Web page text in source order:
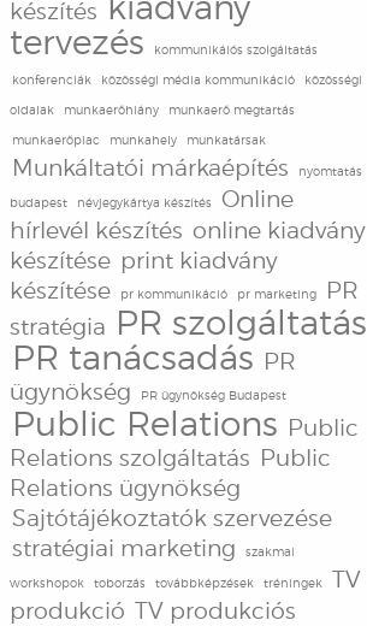
készítés
tervezés
kommunikáiós szolgáltatás
konferenciák közösségi média kommunikáció közösségi
oldalak munkaerőhiány munkaerő megtartás
munkaerőpiac munkahely munkatársak
Munkáltatói márkaépítés nyomtatás
budapest névjegykártya készítés
Online
hírlevél készítés online kiadvány
készítése print kiadvány
készítése
pr kommunikáció pr marketing
PR
stratégia PR szolgáltatás
PR tanácsadás PR
ügynökség
PR ügynökség Budapest
Public Relations Public
Relations szolgáltatás Public
Relations ügynökség
Sajtótájékoztatók szervezése
stratégiai marketing
szakmai
workshopok toborzás továbbképzések tréningek
TV
produkció TV produkciós